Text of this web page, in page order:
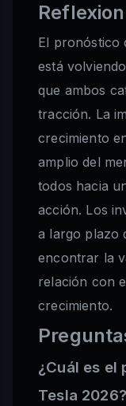
El pronóstico
está
que ambos
tracción. La
crecimiento
amplio del
todos hacia
acción. Los
a largo plazo
encontrar la
relación con
crecimiento.
¿Cuál es el
Tesla 2026?